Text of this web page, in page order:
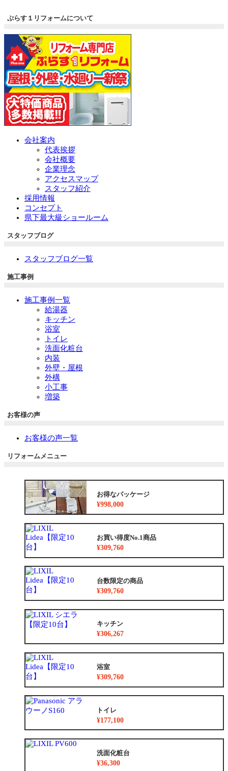
ぷらす１リフォームについて
会社案内
代表挨拶
会社概要
企業理念
アクセスマップ
スタッフ紹介
採用情報
コンセプト
県下最大級ショールーム
スタッフブログ
スタッフブログ一覧
施工事例
施工事例一覧
給湯器
キッチン
浴室
トイレ
洗面化粧台
内装
外壁・屋根
外構
小工事
増築
お客様の声
お客様の声一覧
リフォームメニュー
お得なパッケージ
¥998,000
お買い得度No.1商品
¥309,760
台数限定の商品
¥309,760
キッチン
¥306,267
浴室
¥309,760
トイレ
¥177,100
洗面化粧台
¥36,300